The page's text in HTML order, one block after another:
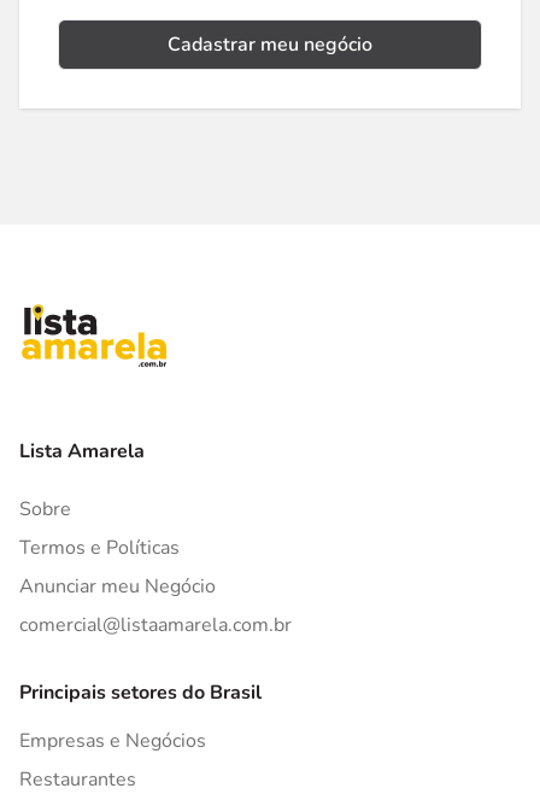
Cadastrar meu negócio
Lista Amarela
Sobre
Termos e Políticas
Anunciar meu Negócio
comercial@listaamarela.com.br
Principais setores do Brasil
Empresas e Negócios
Restaurantes